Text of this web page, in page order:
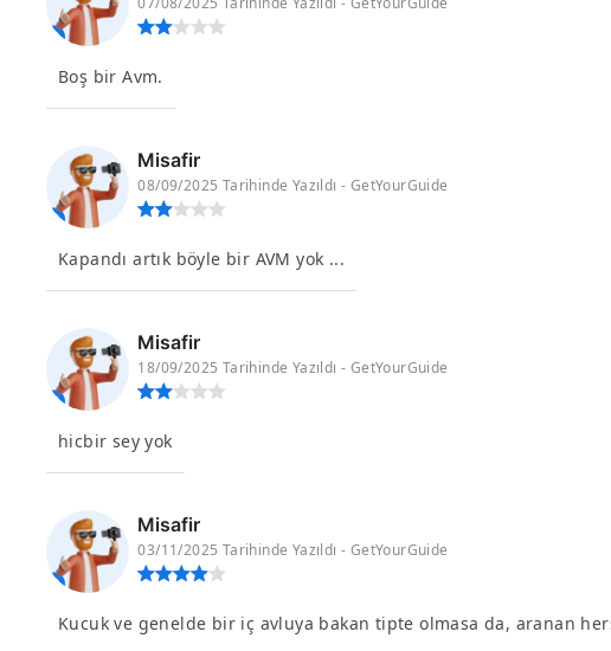
Boş bir Avm.
Misafir
08/09/2025 Tarihinde Yazıldı - GetYourGuide
Kapandı artık böyle bir AVM yok ...
Misafir
18/09/2025 Tarihinde Yazıldı - GetYourGuide
hicbir sey yok
Misafir
03/11/2025 Tarihinde Yazıldı - GetYourGuide
Kucuk ve genelde bir iç avluya bakan tipte olmasa da, aranan